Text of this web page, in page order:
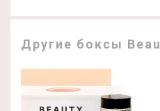
Другие боксы